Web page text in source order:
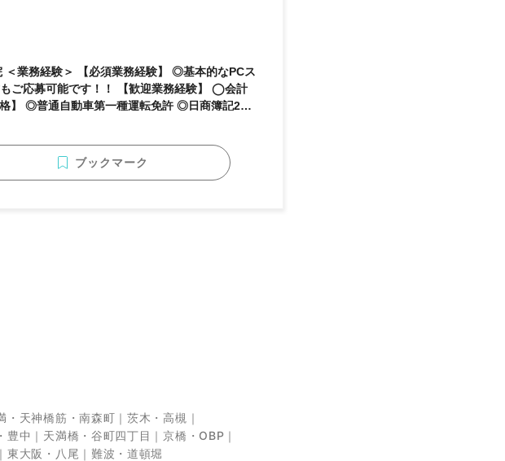
！ 【歓迎業務経験】 ◯会計
あります！ ◆将来的にはマネジメント候補とし
とともに成長していきましょう！！
ブックマーク
・天神橋筋・南森町
茨木・高槻
豊中 天満橋・谷町四丁目
京橋・OBP
東大阪・八尾 難波・道頓堀